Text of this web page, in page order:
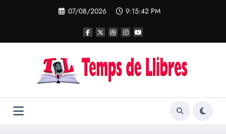
07/08/2026 9:15:43 PM